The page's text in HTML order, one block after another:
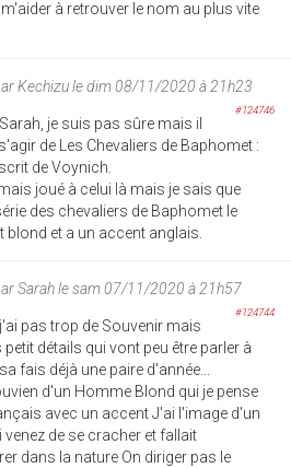
à retrouver le nom au plus vite
Kechizule dim 08/11/2020 à 21h23
#124746
je suis pas sûre mais il
de Les Chevaliers de Baphomet :
de Voynich.
joué à celui là mais je sais que
des chevaliers de Baphomet le
blond et a un accent anglais.
Sarahle sam 07/11/2020 à 21h57
#124744
pas trop de Souvenir mais
petit détails qui vont peu être parler à
fais déjà une paire d'année...
d'un Homme Blond qui je pense
avec un accent J'ai l'image d'un
venez de se cracher et fallait
dans la nature On diriger pas le